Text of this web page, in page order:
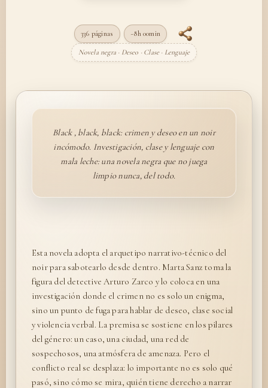
336 páginas ~8h 00min
Novela negra · Deseo · Clase · Lenguaje
Black , black, black: crimen y deseo en un noir
incómodo. Investigación, clase y lenguaje con
mala leche: una novela negra que no juega
limpio nunca, del todo.
Esta novela adopta el arquetipo narrativo-técnico del
noir para sabotearlo desde dentro. Marta Sanz toma la
figura del detective Arturo Zarco y lo coloca en una
investigación donde el crimen no es solo un enigma,
sino un punto de fuga para hablar de deseo, clase social
y violencia verbal. La premisa se sostiene en los pilares
del género: un caso, una ciudad, una red de
sospechosos, una atmósfera de amenaza. Pero el
conflicto real se desplaza: lo importante no es solo qué
pasó, sino cómo se mira, quién tiene derecho a narrar